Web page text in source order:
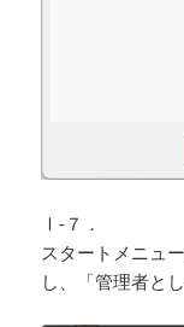
Ⅰ-７．
スタートメニュ
し、「管理者と